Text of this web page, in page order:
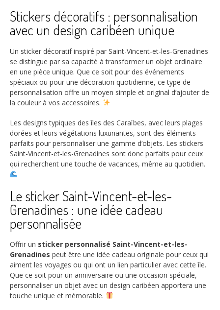
Stickers décoratifs : personnalisation
avec un design caribéen unique
Un sticker décoratif inspiré par Saint-Vincent-et-les-Grenadines
se distingue par sa capacité à transformer un objet ordinaire
en une pièce unique. Que ce soit pour des événements
spéciaux ou pour une décoration quotidienne, ce type de
personnalisation offre un moyen simple et original d’ajouter de
la couleur à vos accessoires.
Les designs typiques des îles des Caraïbes, avec leurs plages
dorées et leurs végétations luxuriantes, sont des éléments
parfaits pour personnaliser une gamme d’objets. Les stickers
Saint-Vincent-et-les-Grenadines sont donc parfaits pour ceux
qui recherchent une touche de vacances, même au quotidien.
Le sticker Saint-Vincent-et-les-
Grenadines : une idée cadeau
personnalisée
Offrir un sticker personnalisé Saint-Vincent-et-les-
Grenadines peut être une idée cadeau originale pour ceux qui
aiment les voyages ou qui ont un lien particulier avec cette île.
Que ce soit pour un anniversaire ou une occasion spéciale,
personnaliser un objet avec un design caribéen apportera une
touche unique et mémorable.